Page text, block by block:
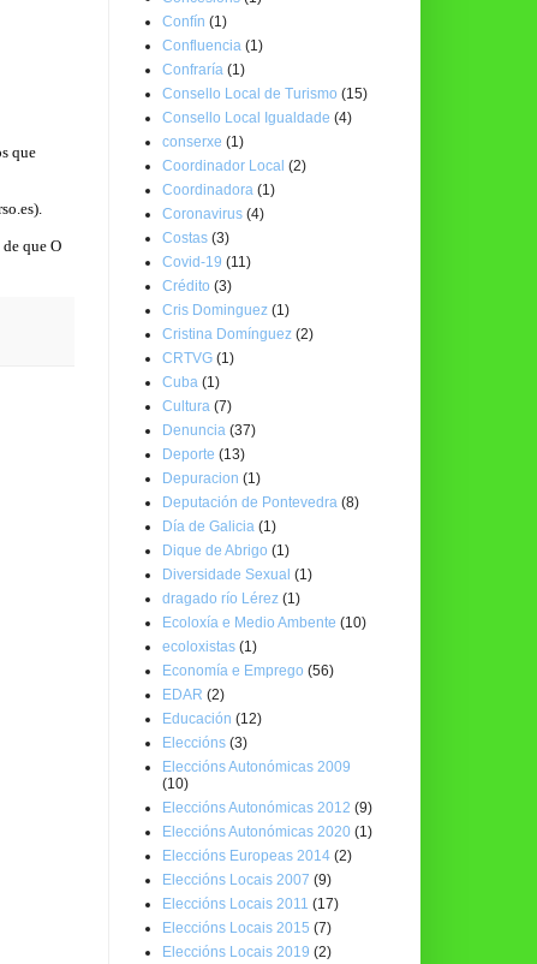
que
).
que O
Confín (1)
Confluencia (1)
Confraría (1)
Consello Local de Turismo (15)
Consello Local Igualdade (4)
conserxe (1)
Coordinador Local (2)
Coordinadora (1)
Coronavirus (4)
Costas (3)
Covid-19 (11)
Crédito (3)
Cris Dominguez (1)
Cristina Domínguez (2)
CRTVG (1)
Cuba (1)
Cultura (7)
Denuncia (37)
Deporte (13)
Depuracion (1)
Deputación de Pontevedra (8)
Día de Galicia (1)
Dique de Abrigo (1)
Diversidade Sexual (1)
dragado río Lérez (1)
Ecoloxía e Medio Ambente (10)
ecoloxistas (1)
Economía e Emprego (56)
EDAR (2)
Educación (12)
Eleccións (3)
Eleccións Autonómicas 2009
(10)
Eleccións Autonómicas 2012 (9)
Eleccións Autonómicas 2020 (1)
Eleccións Europeas 2014 (2)
Eleccións Locais 2007 (9)
Eleccións Locais 2011 (17)
Eleccións Locais 2015 (7)
Eleccións Locais 2019 (2)